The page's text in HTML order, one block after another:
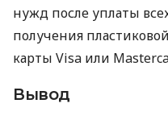
нужд после уплаты
получения
карты Visa или
Вывод